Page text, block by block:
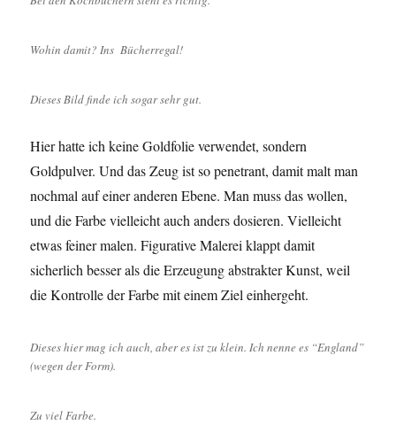
Wohin damit? Ins Bücherregal!
Dieses Bild finde ich sogar sehr gut.
Hier hatte ich keine Goldfolie verwendet, sondern
Goldpulver. Und das Zeug ist so penetrant, damit malt man
nochmal auf einer anderen Ebene. Man muss das wollen,
und die Farbe vielleicht auch anders dosieren. Vielleicht
etwas feiner malen. Figurative Malerei klappt damit
sicherlich besser als die Erzeugung abstrakter Kunst, weil
die Kontrolle der Farbe mit einem Ziel einhergeht.
Dieses hier mag ich auch, aber es ist zu klein. Ich nenne es “England”
(wegen der Form).
Zu viel Farbe.